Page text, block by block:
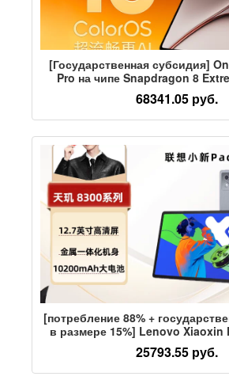
[Государственная субсидия]
Pro на чипе Snapdragon 8
оригинальным цветным
четкости 3,4 Кб, сверхчистым
высокой четкостью
позволяет студентам
планшетный компьютер
68341.05 руб.
[потребление 88% +
в размере 15%] Lenovo Xiaoxin
дюймовый планшетный
экраном для онлайн-занятий
развлечений в офисе, защита
25793.55 руб.